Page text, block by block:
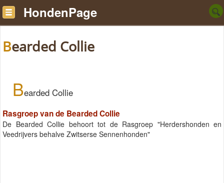
HondenPage
Bearded Collie
Bearded Collie
Rasgroep van de Bearded Collie
De Bearded Collie behoort tot de Rasgroep "Herdershonden en
Veedrijvers behalve Zwitserse Sennenhonden"